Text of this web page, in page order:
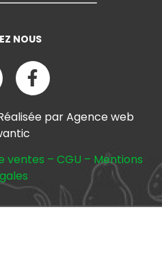
NOUS
par Agence web
ventes – CGU – Mentions